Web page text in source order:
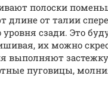
полоски
длине от талии
уровня сзади. Это
их можно
выполняют
пуговицы,